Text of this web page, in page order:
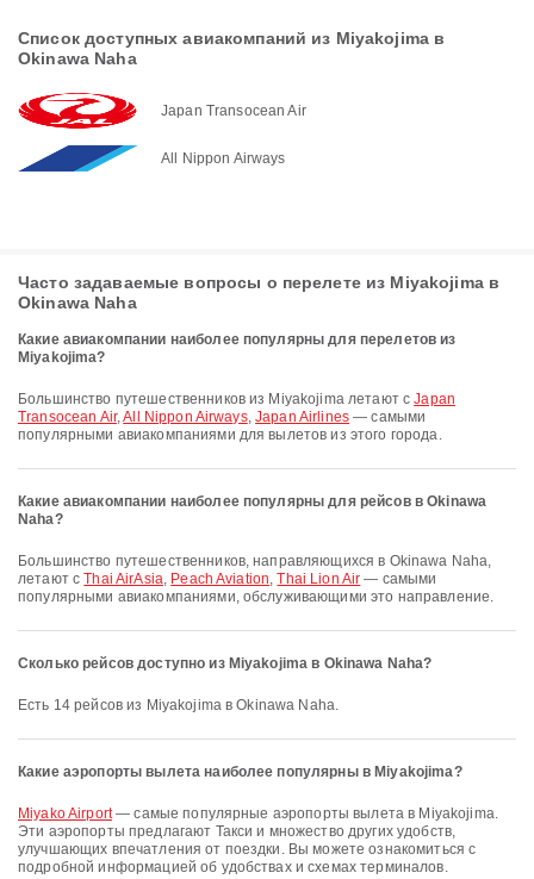
Список доступных авиакомпаний из Miyakojima в
Okinawa Naha
Japan Transocean Air
All Nippon Airways
Часто задаваемые вопросы о перелете из Miyakojima в
Okinawa Naha
Какие авиакомпании наиболее популярны для перелетов из
Miyakojima?
Большинство путешественников из Miyakojima летают сJapan
Transocean Air,All Nippon Airways,Japan Airlines — самыми
популярными авиакомпаниями для вылетов из этого города.
Какие авиакомпании наиболее популярны для рейсов в Okinawa
Naha?
Большинство путешественников, направляющихся в Okinawa Naha,
летают сThai AirAsia, Peach Aviation,Thai Lion Air — самыми
популярными авиакомпаниями, обслуживающими это направление.
Сколько рейсов доступно из Miyakojima в Okinawa Naha?
Есть 14 рейсов из Miyakojima в Okinawa Naha.
Какие аэропорты вылета наиболее популярны в Miyakojima?
Miyako Airport— самые популярные аэропорты вылета в Miyakojima.
Эти аэропорты предлагают Такси и множество других удобств,
улучшающих впечатления от поездки. Вы можете ознакомиться с
подробной информацией об удобствах и схемах терминалов.